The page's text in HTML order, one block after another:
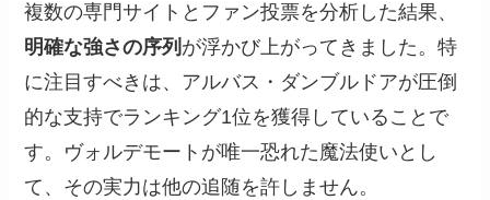
複数の専門サイトとファン投票を分析した結果、
明確な強さの序列 が浮かび上がってきました。特
に注目すべきは、アルバス・ダンブルドアが圧倒
的な支持でランキング1位を獲得していることで
す。ヴォルデモートが唯一恐れた魔法使いとし
て、その実力は他の追随を許しません。